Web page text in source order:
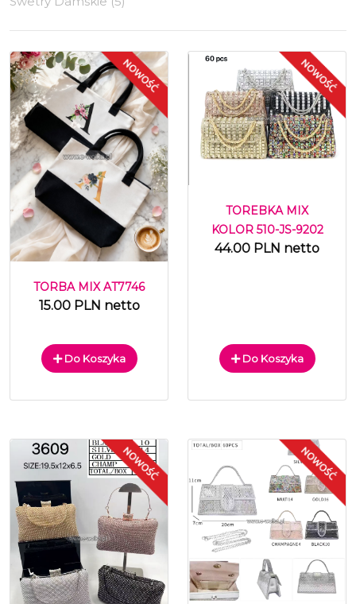
TORBA MIX AT7746
15.00 PLN netto
Do Koszyka
TOREBKA MIX
KOLOR 510-JS-9202
44.00 PLN netto
Do Koszyka